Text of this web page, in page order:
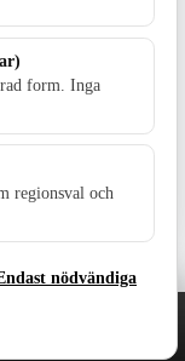
sedan 2002 ger
Värnamo.nu. Från
Gnosjö,
form. Inga
regionsval och
nödvändiga